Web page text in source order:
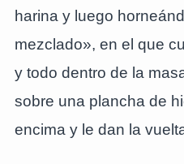
harina y luego
mezclado», en el que
y todo dentro de la
sobre una plancha de
encima y le dan la